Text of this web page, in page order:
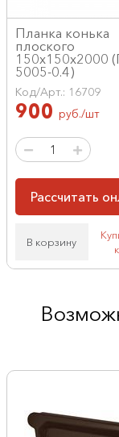
Планка конька
плоского
150х150х2000
5005-0.4)
Код/Арт.: 16709
900 руб./шт
Рассчитать
В корзину